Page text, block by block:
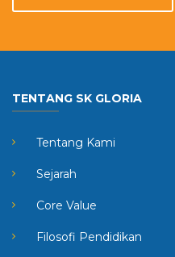
TENTANG SK GLORIA
Tentang Kami
Sejarah
Core Value
Filosofi Pendidikan